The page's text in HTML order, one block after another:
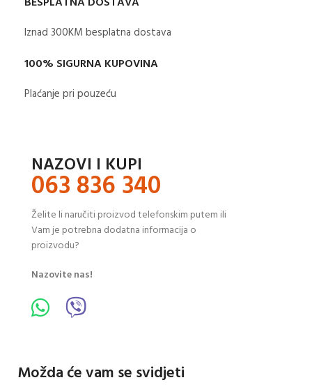
Iznad 300KM besplatna dostava​
100% SIGURNA KUPOVINA
Plaćanje pri pouzeću
NAZOVI I KUPI
063 836 340
Želite li naručiti proizvod telefonskim putem ili
Vam je potrebna dodatna informacija o
proizvodu?
Nazovite nas!
Možda će vam se svidjeti